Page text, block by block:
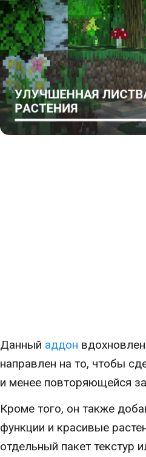
Данный аддон
направлен на то, чтобы
и менее повторяющейся
Кроме того, он также
функции и красивые
отдельный пакет текстур